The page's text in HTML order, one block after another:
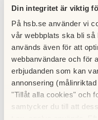
Din integritet är viktig
På hsb.se använder vi
vår webbplats ska bli
används även för att
webbanvändare och för
erbjudanden som kan
annonsering
"Tillåt alla cookies" och
samtycker du till att
Vi har också tagit till oss
på den ”mörkare”
och kommer göra några
av kommentarerna till
kommer att målas upp i
kommer sedan igång